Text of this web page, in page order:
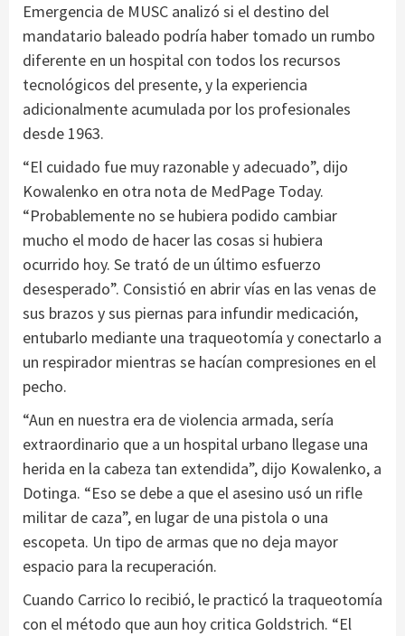
Emergencia de MUSC analizó si el destino del
mandatario baleado podría haber tomado un rumbo
diferente en un hospital con todos los recursos
tecnológicos del presente, y la experiencia
adicionalmente acumulada por los profesionales
desde 1963.
“El cuidado fue muy razonable y adecuado”, dijo
Kowalenko en otra nota de MedPage Today.
“Probablemente no se hubiera podido cambiar
mucho el modo de hacer las cosas si hubiera
ocurrido hoy. Se trató de un último esfuerzo
desesperado”. Consistió en abrir vías en las venas de
sus brazos y sus piernas para infundir medicación,
entubarlo mediante una traqueotomía y conectarlo a
un respirador mientras se hacían compresiones en el
pecho.
“Aun en nuestra era de violencia armada, sería
extraordinario que a un hospital urbano llegase una
herida en la cabeza tan extendida”, dijo Kowalenko, a
Dotinga. “Eso se debe a que el asesino usó un rifle
militar de caza”, en lugar de una pistola o una
escopeta. Un tipo de armas que no deja mayor
espacio para la recuperación.
Cuando Carrico lo recibió, le practicó la traqueotomía
con el método que aun hoy critica Goldstrich. “El